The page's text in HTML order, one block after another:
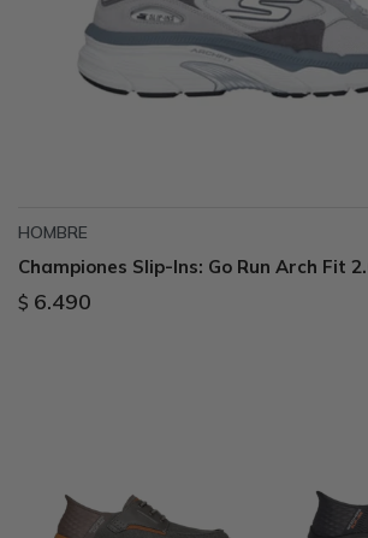
HOMBRE
Championes Slip-Ins: Go Run Arch Fit
$ 6.490